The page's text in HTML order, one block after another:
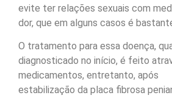
evite ter relações sexuais com
dor, que em alguns casos é
O tratamento para essa doença,
diagnosticado no início, é feito
medicamentos, entretanto, após
estabilização da placa fibrosa